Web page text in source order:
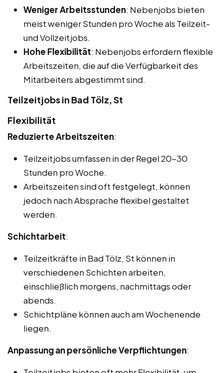
Weniger Arbeitsstunden: Nebenjobs bieten
meist weniger Stunden pro Woche als Teilzeit-
und Vollzeitjobs.
Hohe Flexibilität: Nebenjobs erfordern flexible
Arbeitszeiten, die auf die Verfügbarkeit des
Mitarbeiters abgestimmt sind.
Teilzeitjobs in Bad Tölz, St
Flexibilität
Reduzierte Arbeitszeiten:
Teilzeitjobs umfassen in der Regel 20-30
Stunden pro Woche.
Arbeitszeiten sind oft festgelegt, können
jedoch nach Absprache flexibel gestaltet
werden.
Schichtarbeit:
Teilzeitkräfte in Bad Tölz, St können in
verschiedenen Schichten arbeiten,
einschließlich morgens, nachmittags oder
abends.
Schichtpläne können auch am Wochenende
liegen.
Anpassung an persönliche Verpflichtungen: